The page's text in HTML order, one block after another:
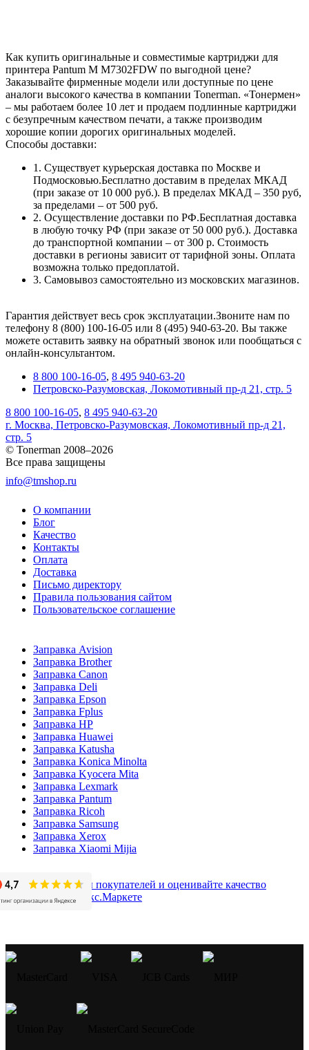
Как купить оригинальные и совместимые картриджи для
принтера Pantum M M7302FDW по выгодной цене?
Заказывайте фирменные модели или доступные по цене
аналоги высокого качества в компании Tonerman. «Тонермен»
– мы работаем более 10 лет и продаем подлинные картриджи
с безупречным качеством печати, а также производим
хорошие копии дорогих оригинальных моделей.
Способы доставки:
1. Существует курьерская доставка по Москве и
Подмосковью.Бесплатно доставим в пределах МКАД
(при заказе от 10 000 руб.). В пределах МКАД – 350 руб,
за пределами – от 500 руб.
2. Осуществление доставки по РФ.Бесплатная доставка
в любую точку РФ (при заказе от 50 000 руб.). Доставка
до транспортной компании – от 300 р. Стоимость
доставки в регионы зависит от тарифной зоны. Оплата
возможна только предоплатой.
3. Самовывоз самостоятельно из московских магазинов.
Гарантия действует весь срок эксплуатации.Звоните нам по
телефону 8 (800) 100-16-05 или 8 (495) 940-63-20. Вы также
можете оставить заявку на обратный звонок или пообщаться с
онлайн-консультантом.
8 800 100-16-05, 8 495 940-63-20
Петровско-Разумовская, Локомотивный пр-д 21, стр. 5
8 800 100-16-05, 8 495 940-63-20
г. Москва, Петровско-Разумовская, Локомотивный пр-д 21,
стр. 5
© Tonerman 2008–2026
Все права защищены
info@tmshop.ru
О компании
Блог
Качество
Контакты
Оплата
Доставка
Письмо директору
Правила пользования сайтом
Пользовательское соглашение
Заправка Avision
Заправка Brother
Заправка Canon
Заправка Deli
Заправка Epson
Заправка Fplus
Заправка HP
Заправка Huawei
Заправка Katusha
Заправка Konica Minolta
Заправка Kyocera Mita
Заправка Lexmark
Заправка Pantum
Заправка Ricoh
Заправка Samsung
Заправка Xerox
Заправка Xiaomi Mijia